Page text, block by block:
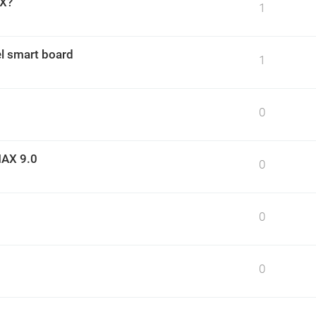
1
smart board 1
0
9.0 0
0
0